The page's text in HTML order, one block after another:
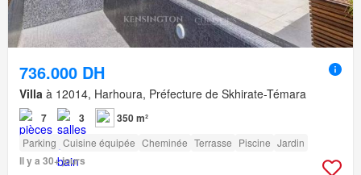
736.000 DH
Villa à 12014, Harhoura, Préfecture de Skhirate-Témara
7 3 350 m²
Parking Cuisine équipée Cheminée Terrasse Piscine Jardin
Il y a 30+ jours